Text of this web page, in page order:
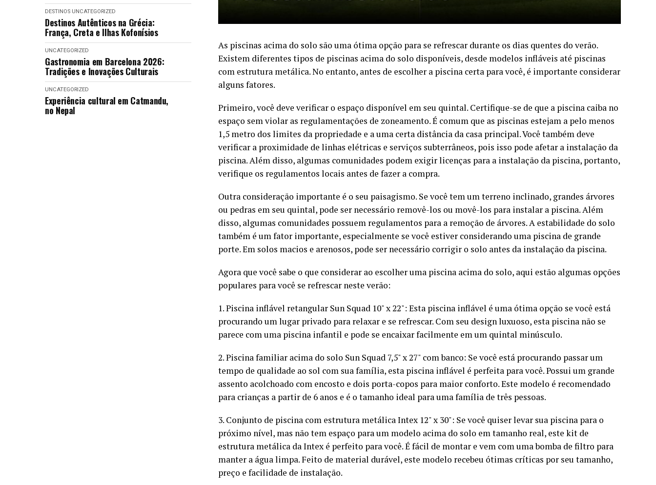
DESTINOS UNCATEGORIZED
Destinos Autênticos na Grécia:
França, Creta e Ilhas Kofonísios
UNCATEGORIZED
Gastronomia em Barcelona 2026:
Tradições e Inovações Culturais
UNCATEGORIZED
Experiência cultural em Catmandu,
no Nepal
As piscinas acima do solo são uma ótima opção para se refrescar durante os dias quentes do verão.
Existem diferentes tipos de piscinas acima do solo disponíveis, desde modelos infláveis ​​até piscinas
com estrutura metálica. No entanto, antes de escolher a piscina certa para você, é importante considerar
alguns fatores.
Primeiro, você deve verificar o espaço disponível em seu quintal. Certifique-se de que a piscina caiba no
espaço sem violar as regulamentações de zoneamento. É comum que as piscinas estejam a pelo menos
1,5 metro dos limites da propriedade e a uma certa distância da casa principal. Você também deve
verificar a proximidade de linhas elétricas e serviços subterrâneos, pois isso pode afetar a instalação da
piscina. Além disso, algumas comunidades podem exigir licenças para a instalação da piscina, portanto,
verifique os regulamentos locais antes de fazer a compra.
Outra consideração importante é o seu paisagismo. Se você tem um terreno inclinado, grandes árvores
ou pedras em seu quintal, pode ser necessário removê-los ou movê-los para instalar a piscina. Além
disso, algumas comunidades possuem regulamentos para a remoção de árvores. A estabilidade do solo
também é um fator importante, especialmente se você estiver considerando uma piscina de grande
porte. Em solos macios e arenosos, pode ser necessário corrigir o solo antes da instalação da piscina.
Agora que você sabe o que considerar ao escolher uma piscina acima do solo, aqui estão algumas opções
populares para você se refrescar neste verão:
1. Piscina inflável retangular Sun Squad 10" x 22": Esta piscina inflável é uma ótima opção se você está
procurando um lugar privado para relaxar e se refrescar. Com seu design luxuoso, esta piscina não se
parece com uma piscina infantil e pode se encaixar facilmente em um quintal minúsculo.
2. Piscina familiar acima do solo Sun Squad 7,5" x 27" com banco: Se você está procurando passar um
tempo de qualidade ao sol com sua família, esta piscina inflável é perfeita para você. Possui um grande
assento acolchoado com encosto e dois porta-copos para maior conforto. Este modelo é recomendado
para crianças a partir de 6 anos e é o tamanho ideal para uma família de três pessoas.
3. Conjunto de piscina com estrutura metálica Intex 12" x 30": Se você quiser levar sua piscina para o
próximo nível, mas não tem espaço para um modelo acima do solo em tamanho real, este kit de
estrutura metálica da Intex é perfeito para você. É fácil de montar e vem com uma bomba de filtro para
manter a água limpa. Feito de material durável, este modelo recebeu ótimas críticas por seu tamanho,
preço e facilidade de instalação.